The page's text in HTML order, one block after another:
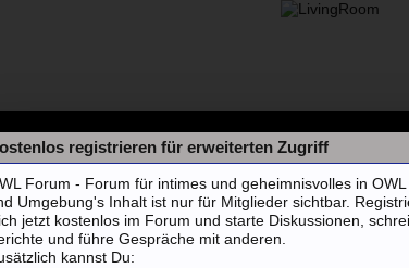
registrieren für erweiterten Zugriff
Forum - Forum für intimes und geheimnisvolles in OWL
Umgebung's Inhalt ist nur für Mitglieder sichtbar.
jetzt kostenlos im Forum und starte Diskussionen,
und führe Gespräche mit anderen.
kannst Du: